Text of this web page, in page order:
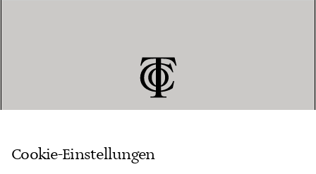
KUNDENSERVICE
Cookie-Einstellungen